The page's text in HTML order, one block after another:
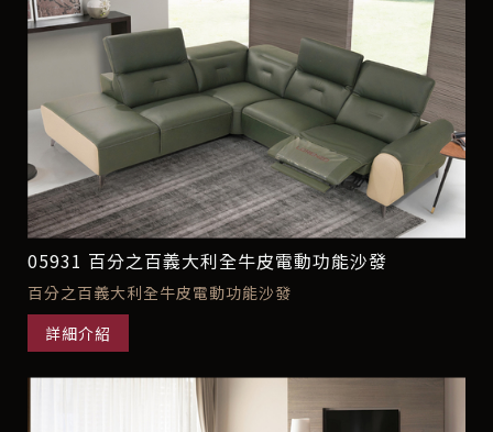
05931 百分之百義大利全牛皮電動功能沙發
百分之百義大利全牛皮電動功能沙發
詳細介紹